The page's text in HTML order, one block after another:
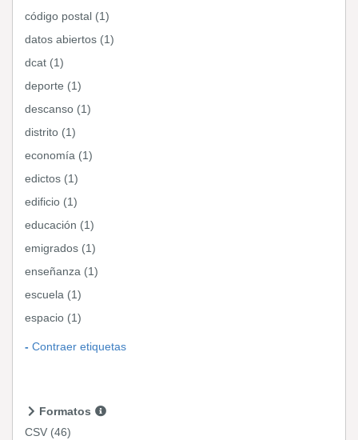
código postal (1)
datos abiertos (1)
dcat (1)
deporte (1)
descanso (1)
distrito (1)
economía (1)
edictos (1)
edificio (1)
educación (1)
emigrados (1)
enseñanza (1)
escuela (1)
espacio (1)
Contraer etiquetas
Formatos
CSV (46)